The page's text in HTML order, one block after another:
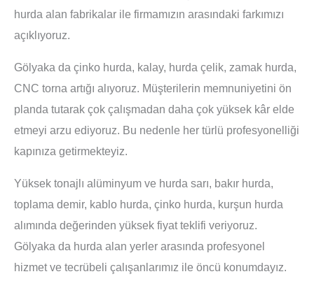
hurda alan fabrikalar ile firmamızın arasındaki farkımızı
açıklıyoruz.
Gölyaka da çinko hurda, kalay, hurda çelik, zamak hurda,
CNC torna artığı alıyoruz. Müşterilerin memnuniyetini ön
planda tutarak çok çalışmadan daha çok yüksek kâr elde
etmeyi arzu ediyoruz. Bu nedenle her türlü profesyonelliği
kapınıza getirmekteyiz.
Yüksek tonajlı alüminyum ve hurda sarı, bakır hurda,
toplama demir, kablo hurda, çinko hurda, kurşun hurda
alımında değerinden yüksek fiyat teklifi veriyoruz.
Gölyaka da hurda alan yerler arasında profesyonel
hizmet ve tecrübeli çalışanlarımız ile öncü konumdayız.